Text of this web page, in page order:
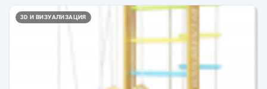
3D И ВИЗУАЛИЗАЦИЯ